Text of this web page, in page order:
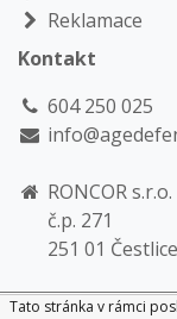
Reklamace
Kontakt
604 250 025
RONCOR s.r.o.
č.p. 271
251 01 Čestlice
Tato stránka v rámci